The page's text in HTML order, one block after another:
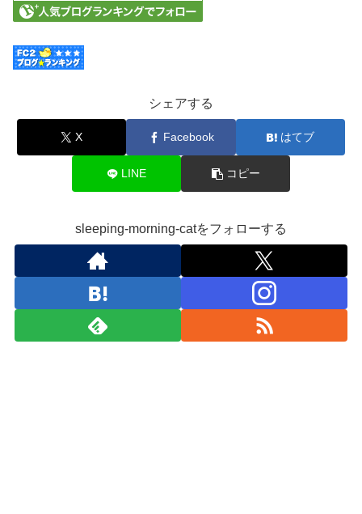
シェアする
X Facebook はてブ
LINE コピー
sleeping-morning-catをフォローする